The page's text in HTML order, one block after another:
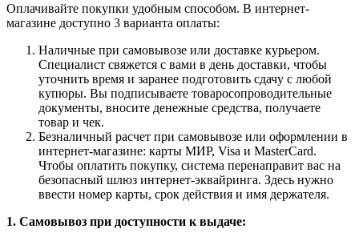
Оплачивайте покупки удобным способом. В интернет-
магазине доступно 3 варианта оплаты:
Наличные при самовывозе или доставке курьером.
Специалист свяжется с вами в день доставки, чтобы
уточнить время и заранее подготовить сдачу с любой
купюры. Вы подписываете товаросопроводительные
документы, вносите денежные средства, получаете
товар и чек.
Безналичный расчет при самовывозе или оформлении в
интернет-магазине: карты МИР, Visa и MasterCard.
Чтобы оплатить покупку, система перенаправит вас на
безопасный шлюз интернет-эквайринга. Здесь нужно
ввести номер карты, срок действия и имя держателя.
1. Самовывоз при доступности к выдаче: